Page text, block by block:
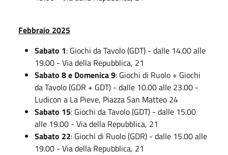
Febbraio 2025
Sabato 1: Giochi da Tavolo (GDT) - dalle 14.00 alle
19.00 - Via della Repubblica, 21
Sabato 8 e Domenica 9: Giochi di Ruolo + Giochi
da Tavolo (GDR + GDT) - dalle 10.00 alle 23.00 -
Ludicon a La Pieve, Piazza San Matteo 24
Sabato 15: Giochi da Tavolo (GDT) - dalle 15.00
alle 19.00 - Via della Repubblica, 21
Sabato 22: Giochi di Ruolo (GDR) - dalle 15.00 alle
19.00 - Via della Repubblica, 21